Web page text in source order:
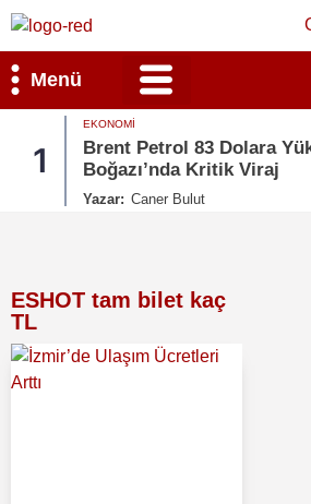
Menü
1
EKONOMI
Brent Petrol 83 Dolara
Boğazı’nda Kritik Viraj
Yazar: Caner Bulut
ESHOT tam bilet kaç
TL